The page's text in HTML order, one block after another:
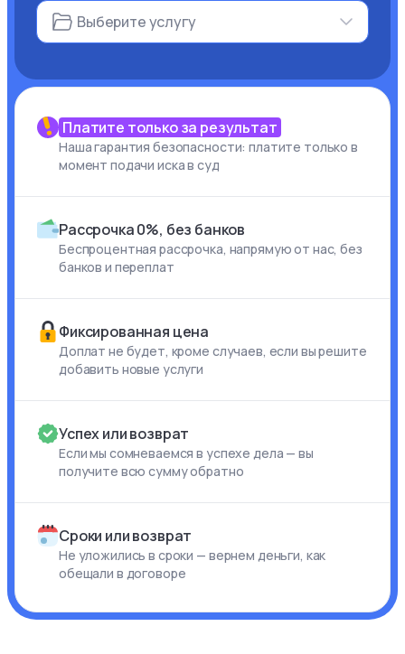
Выберите услугу
Платите только за результат
Наша гарантия безопасности: платите только в
момент подачи иска в суд
Рассрочка 0%, без банков
Беспроцентная рассрочка, напрямую от нас, без
банков и переплат
Фиксированная цена
Доплат не будет, кроме случаев, если вы решите
добавить новые услуги
Успех или возврат
Если мы сомневаемся в успехе дела — вы
получите всю сумму обратно
Сроки или возврат
Не уложились в сроки — вернем деньги, как
обещали в договоре